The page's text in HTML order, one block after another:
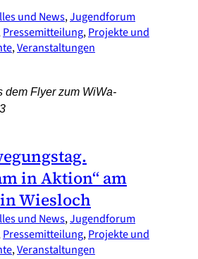
und News, Jugendforum
Pressemitteilung, Projekte und
, Veranstaltungen
in Aktion“ am
in Wiesloch
und News, Jugendforum
Pressemitteilung, Projekte und
, Veranstaltungen